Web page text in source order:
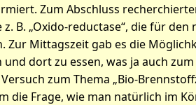
Zum Abschluss
B. „Oxido-reductase“, die für den
Zur Mittagszeit gab es die
dort zu essen, was ja auch
zum Thema „Bio-
die Frage, wie man natürlich im